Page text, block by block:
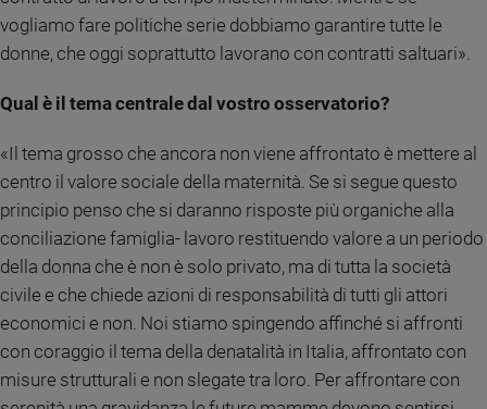
Tv
Libri
Arte
Famiglia
ed
educazione
Genitori
e
figli
Nonni
Coppia
Scuola
vogliamo fare politiche serie dobbiamo garantire tutte le
donne, che oggi soprattutto lavorano con contratti saltuari».
Qual è il tema centrale dal vostro osservatorio?
«Il tema grosso che ancora non viene affrontato è mettere al
centro il valore sociale della maternità. Se si segue questo
principio penso che si daranno risposte più organiche alla
conciliazione famiglia- lavoro restituendo valore a un periodo
della donna che è non è solo privato, ma di tutta la società
civile e che chiede azioni di responsabilità di tutti gli attori
economici e non. Noi stiamo spingendo affinché si affronti
con coraggio il tema della denatalità in Italia, affrontato con
misure strutturali e non slegate tra loro. Per affrontare con